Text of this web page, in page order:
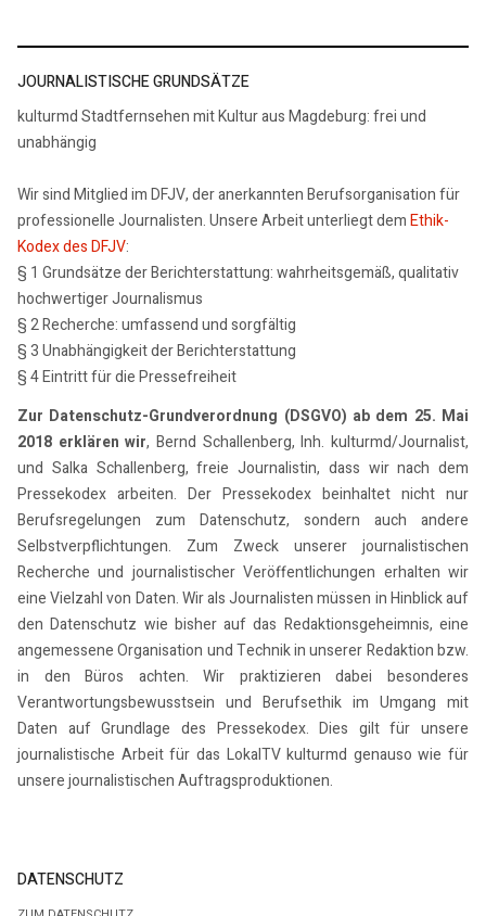
JOURNALISTISCHE GRUNDSÄTZE
kulturmd Stadtfernsehen mit Kultur aus Magdeburg: frei und
unabhängig
Wir sind Mitglied im DFJV, der anerkannten Berufsorganisation für
professionelle Journalisten. Unsere Arbeit unterliegt demEthik-
Kodex des DFJV:
§ 1 Grundsätze der Berichterstattung: wahrheitsgemäß, qualitativ
hochwertiger Journalismus
§ 2 Recherche: umfassend und sorgfältig
§ 3 Unabhängigkeit der Berichterstattung
§ 4 Eintritt für die Pressefreiheit
Zur Datenschutz-Grundverordnung (DSGVO) ab dem 25. Mai
2018 erklären wir, Bernd Schallenberg, Inh. kulturmd/Journalist,
und Salka Schallenberg, freie Journalistin, dass wir nach dem
Pressekodex arbeiten. Der Pressekodex beinhaltet nicht nur
Berufsregelungen zum Datenschutz, sondern auch andere
Selbstverpflichtungen. Zum Zweck unserer journalistischen
Recherche und journalistischer Veröffentlichungen erhalten wir
eine Vielzahl von Daten. Wir als Journalisten müssen in Hinblick auf
den Datenschutz wie bisher auf das Redaktionsgeheimnis, eine
angemessene Organisation und Technik in unserer Redaktion bzw.
in den Büros achten. Wir praktizieren dabei besonderes
Verantwortungsbewusstsein und Berufsethik im Umgang mit
Daten auf Grundlage des Pressekodex. Dies gilt für unsere
journalistische Arbeit für das LokalTV kulturmd genauso wie für
unsere journalistischen Auftragsproduktionen.
DATENSCHUTZ